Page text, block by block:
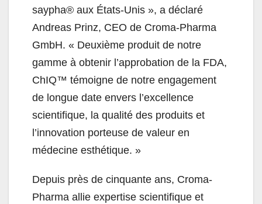
saypha® aux États-Unis », a déclaré
Andreas Prinz, CEO de Croma-Pharma
GmbH. « Deuxième produit de notre
gamme à obtenir l’approbation de la FDA,
ChIQ™ témoigne de notre engagement
de longue date envers l’excellence
scientifique, la qualité des produits et
l’innovation porteuse de valeur en
médecine esthétique. »
Depuis près de cinquante ans, Croma-
Pharma allie expertise scientifique et